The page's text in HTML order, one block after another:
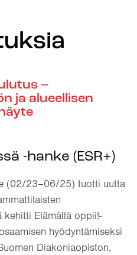
–
ja alueellisen
-hanke (ESR+)
(02/23–06/25) tuotti uutta
kehitti Elämällä oppii!-
hyödyntämiseksi
Diakoniaopiston,